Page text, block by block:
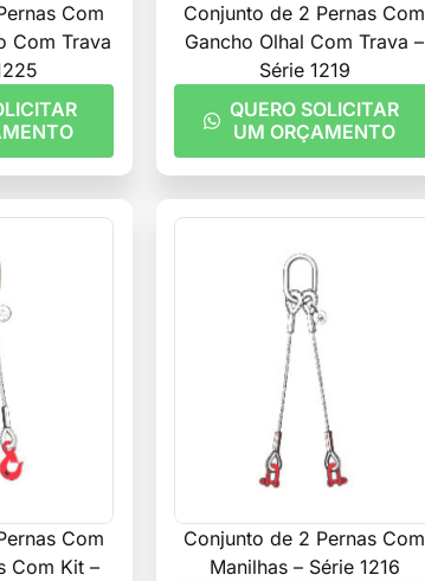
Com
Com Trava
Conjunto de 2 Pernas Com
Gancho Olhal Com Trava –
Série 1219
QUERO SOLICITAR
UM ORÇAMENTO
Com
Com Kit –
Conjunto de 2 Pernas Com
Manilhas – Série 1216